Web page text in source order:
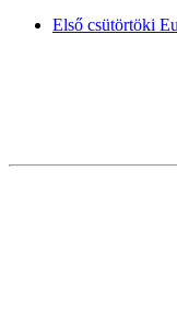
Első csütörtöki